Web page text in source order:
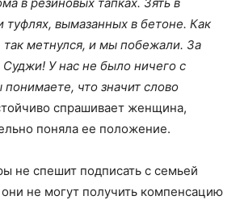
вымазанных в бетоне. Как
так метнулся, и мы побежали. За
Суджи! У нас не было ничего с
что значит слово
спрашивает женщина,
поняла ее положение.
не спешит подписать с семьей
не могут получить компенсацию